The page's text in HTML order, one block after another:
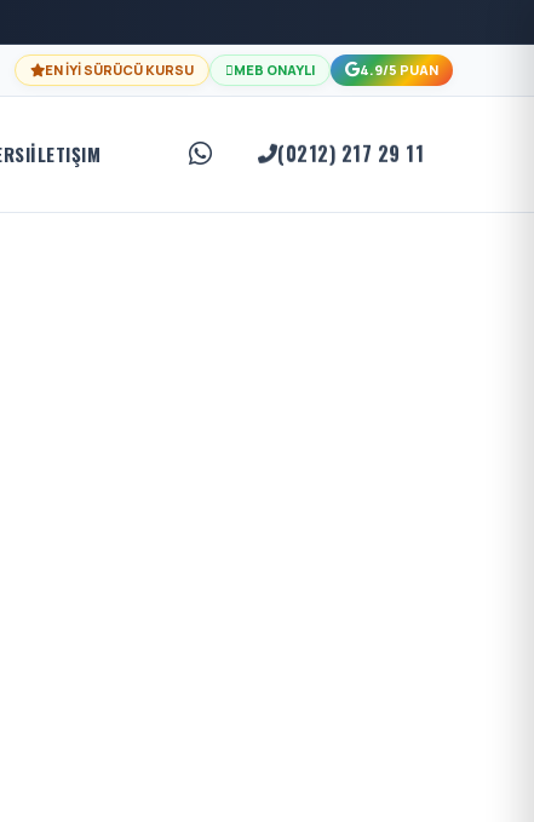
EN İYİ SÜRÜCÜ KURSU MEB ONAYLI 4.9/5 PUAN
İLETIŞIM (0212) 217 29 11